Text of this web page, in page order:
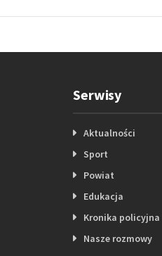
Serwisy
Aktualności
Sport
Powiat
Edukacja
Kronika policyjna
Nasze rozmowy